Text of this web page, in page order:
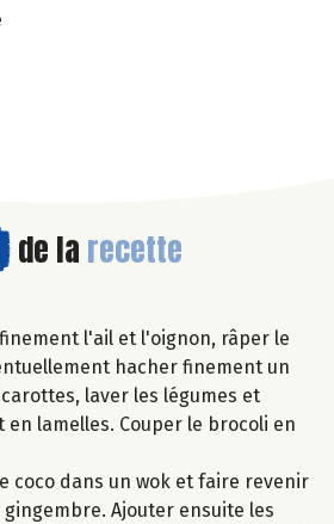
de la recette
l'ail et l'oignon, râper le
hacher finement un
laver les légumes et
lamelles. Couper le brocoli en
coco dans un wok et faire revenir
Ajouter ensuite les